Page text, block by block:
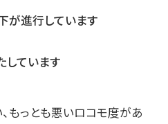
が進行しています
しています
もっとも悪いロコモ度があ